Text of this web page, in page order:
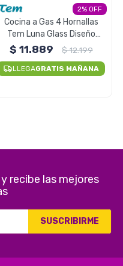
2
Cocina a Gas 4 Hornallas
Tem Luna Glass Diseño
Anafe Luz en el Horno
$ 11.889 $12.199
LLEGAGRATIS MAÑANA
recibe las mejores
SUSCRIBIRME
Libre